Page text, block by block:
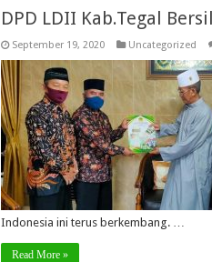
DPD LDII Kab.Tegal
September 19, 2020 Uncategorized
Indonesia ini terus berkembang. …
Read More »